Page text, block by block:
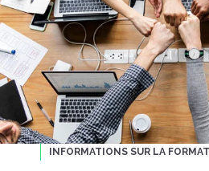
INFORMATIONS SUR LA